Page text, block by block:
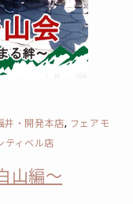
井・開発本店, フェアモ
ティベル店
山編～